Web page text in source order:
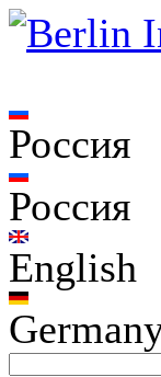
Россия
Россия
English